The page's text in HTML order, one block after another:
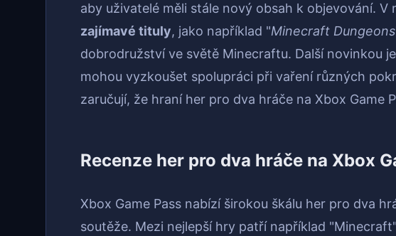
aby uživatelé měli stále nový obsah k objevování.
zajímavé tituly, jako například "Minecraft Dungeons
dobrodružství ve světě Minecraftu. Další novinkou
mohou vyzkoušet spolupráci při vaření různých
zaručují, že hraní her pro dva hráče na Xbox Game
Recenze her pro dva hráče na Xbox
Xbox Game Pass nabízí širokou škálu her pro dva
soutěže. Mezi nejlepší hry patří například